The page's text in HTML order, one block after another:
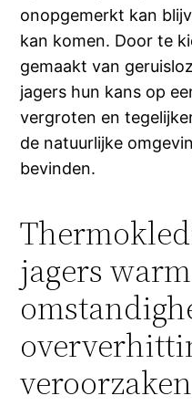
onopgemerkt kan
kan komen. Door te
gemaakt van
jagers hun kans op
vergroten en
de natuurlijke
bevinden.
jagers